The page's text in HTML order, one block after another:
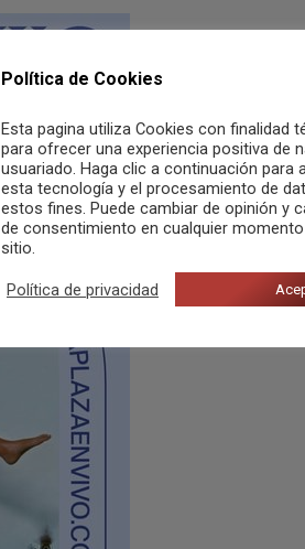
Política de Cookies
Esta pagina utiliza Cookies con finalidad
para ofrecer una experiencia positiva de
usuariado. Haga clic a continuación para
esta tecnología y el procesamiento de
estos fines. Puede cambiar de opinión y
de consentimiento en cualquier
sitio.
Política de privacidad